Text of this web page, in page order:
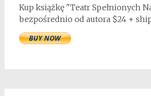
Kup książkę "Teatr Spełnionych
bezpośrednio od autora $24 +